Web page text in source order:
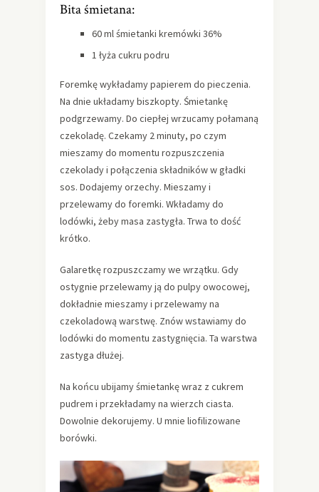
Bita śmietana:
60 ml śmietanki kremówki 36%
1 łyża cukru podru
Foremkę wykładamy papierem do pieczenia.
Na dnie układamy biszkopty. Śmietankę
podgrzewamy. Do ciepłej wrzucamy połamaną
czekoladę. Czekamy 2 minuty, po czym
mieszamy do momentu rozpuszczenia
czekolady i połączenia składników w gładki
sos. Dodajemy orzechy. Mieszamy i
przelewamy do foremki. Wkładamy do
lodówki, żeby masa zastygła. Trwa to dość
krótko.
Galaretkę rozpuszczamy we wrzątku. Gdy
ostygnie przelewamy ją do pulpy owocowej,
dokładnie mieszamy i przelewamy na
czekoladową warstwę. Znów wstawiamy do
lodówki do momentu zastygnięcia. Ta warstwa
zastyga dłużej.
Na końcu ubijamy śmietankę wraz z cukrem
pudrem i przekładamy na wierzch ciasta.
Dowolnie dekorujemy. U mnie liofilizowane
borówki.